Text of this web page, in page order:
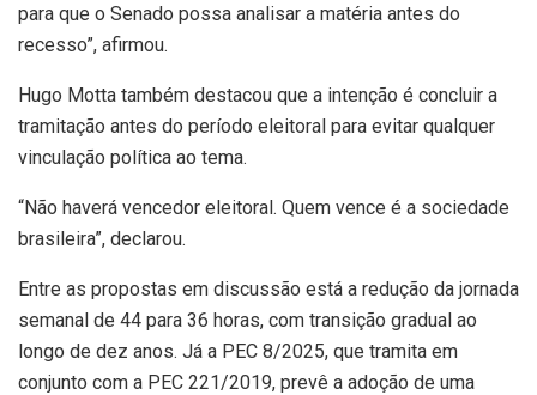
para que o Senado possa analisar a matéria antes do
recesso”, afirmou.
Hugo Motta também destacou que a intenção é concluir a
tramitação antes do período eleitoral para evitar qualquer
vinculação política ao tema.
“Não haverá vencedor eleitoral. Quem vence é a sociedade
brasileira”, declarou.
Entre as propostas em discussão está a redução da jornada
semanal de 44 para 36 horas, com transição gradual ao
longo de dez anos. Já a PEC 8/2025, que tramita em
conjunto com a PEC 221/2019, prevê a adoção de uma